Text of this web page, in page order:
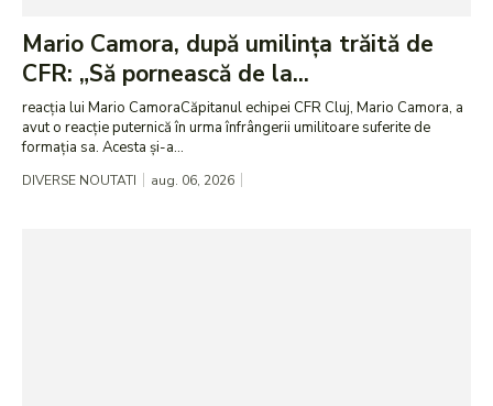
Mario Camora, după umilința trăită de
CFR: „Să pornească de la...
reacția lui Mario CamoraCăpitanul echipei CFR Cluj, Mario Camora, a
avut o reacție puternică în urma înfrângerii umilitoare suferite de
formația sa. Acesta și-a...
DIVERSE NOUTATI aug. 06, 2026